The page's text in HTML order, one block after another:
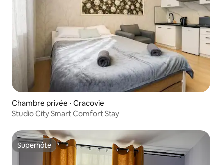
Chambre privée ⋅ Cracovie
Studio City Smart Comfort Stay
Superhôte
Superhôte